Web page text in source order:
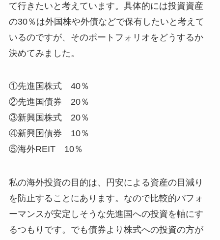
て行きたいと考えています。具体的には投資資産
の30％は外国株や外債などで保有したいと考えて
いるのですが、そのポートフォリオをどうするか
決めてみました。
①先進国株式 40％
②先進国債券 20％
③新興国株式 20％
④新興国債券 10％
⑤海外REIT 10％
私の海外投資の目的は、円安による資産の目減り
を防止することにあります。なので比較的パフォ
ーマンスが安定しそうな先進国への投資を軸にす
るつもりです。でも債券より株式への投資の方が